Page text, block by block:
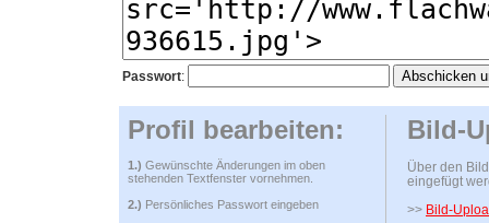
Passwort:
Profil bearbeiten:
1.) Gewünschte Änderungen im oben
stehenden Textfenster vornehmen.
2.) Persönliches Passwort eingeben
Bild-
Über den
eingefügt
>> Bild-